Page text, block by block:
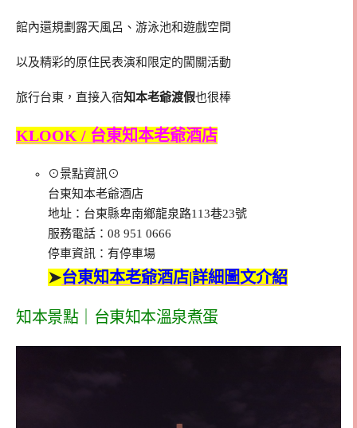
館內還規劃露天風呂、游泳池和遊戲空間
以及精彩的原住民表演和限定的闖關活動
旅行台東，直接入宿知本老爺渡假也很棒
KLOOK / 台東知本老爺酒店
⊙景點資訊⊙
台東知本老爺酒店
地址：台東縣卑南鄉龍泉路113巷23號
服務電話：08 951 0666
停車資訊：有停車場
➤台東知本老爺酒店|詳細圖文介紹
知本景點｜台東知本溫泉煮蛋